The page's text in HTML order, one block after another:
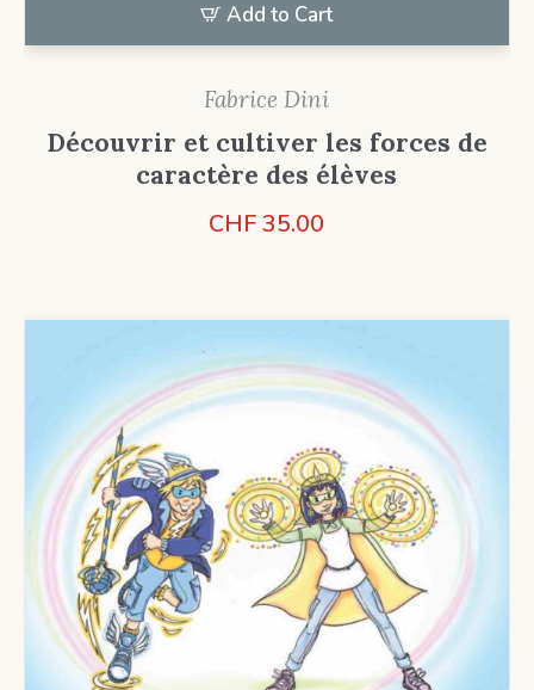
Add to Cart
Fabrice Dini
Découvrir et cultiver les forces de
caractère des élèves
CHF 35.00